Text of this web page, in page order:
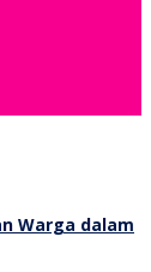
Warga dalam